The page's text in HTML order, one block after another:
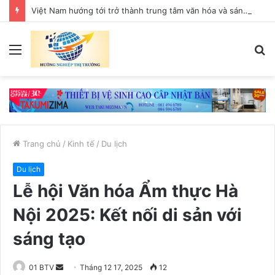
Việt Nam hướng tới trở thành trung tâm văn hóa và sáng tạo hàng đầu khu vực
Trang chủ / Kinh tế / Du lịch
Du lịch
Lễ hội Văn hóa Ẩm thực Hà
Nội 2025: Kết nối di sản với
sáng tạo
01 BTV Tháng 12 17, 2025 12